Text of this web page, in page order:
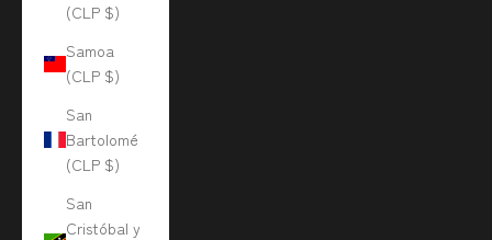
(CLP $)
Samoa
(CLP $)
San
Bartolomé
(CLP $)
San
Cristóbal y